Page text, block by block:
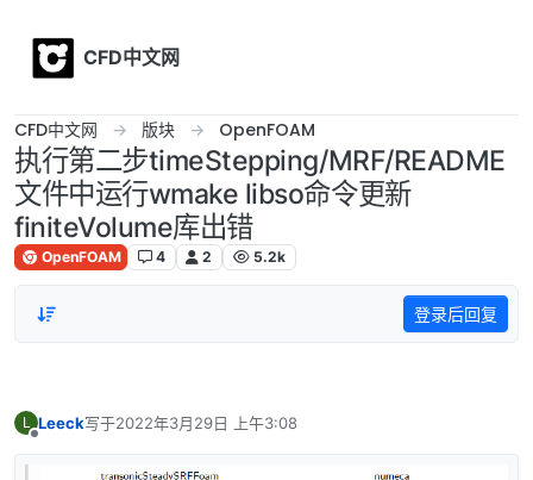
CFD中文网
CFD中文网 版块 OpenFOAM
执行第二步timeStepping/MRF/README
文件中运行wmake libso命令更新
finiteVolume库出错
OpenFOAM 4 2 5.2k
登录后回复
L Leeck写于2022年3月29日 上午3:08
最后由 编辑